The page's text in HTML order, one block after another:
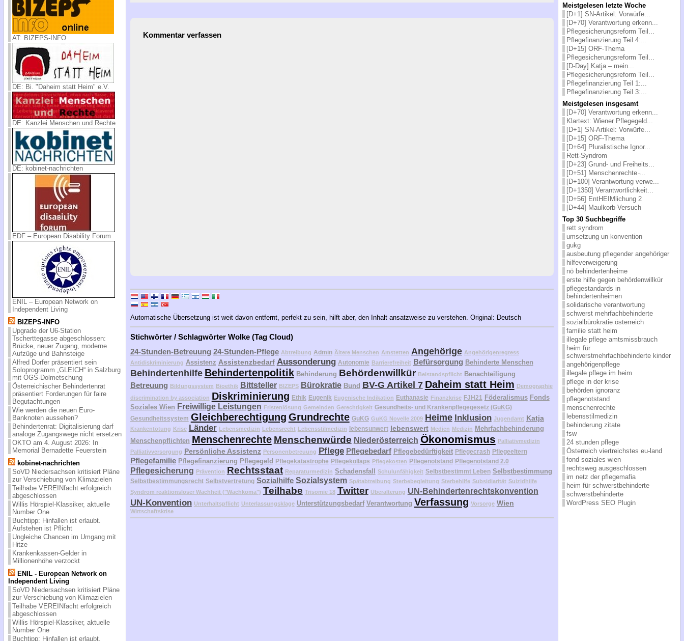
AT: BIZEPS-INFO
DE: Bi. "Daheim statt Heim" e.V.
DE: Kanzlei Menschen und Rechte
DE: kobinet-nachrichten
EDF – European Disability Forum
ENIL – European Network on
Independent Living
BIZEPS-INFO
Upgrade der U6-Station
Tscherttegasse abgeschlossen:
Brücke, neuer Zugang, moderne
Aufzüge und Bahnsteige
Alfred Dorfer präsentiert sein
Soloprogramm „GLEICH“ in Salzburg
mit ÖGS-Dolmetschung
Österreichischer Behindertenrat
präsentiert Forderungen für faire
Begutachtungen
Wie werden die neuen Euro-
Banknoten aussehen?
Behindertenrat: Digitalisierung darf
analoge Zugangswege nicht ersetzen
OKTO am 4. August 2026: In
Memorial Bernadette Feuerstein
kobinet-nachrichten
SoVD Niedersachsen kritisiert Pläne
zur Verschiebung von Klimazielen
Teilhabe VEREINfacht erfolgreich
abgeschlossen
Willis Hörspiel-Klassiker, aktuelle
Number One
Buchtipp: Hinfallen ist erlaubt.
Aufstehen ist Pflicht
Ungleiche Chancen im Umgang mit
Hitze
Krankenkassen-Gelder in
Millionenhöhe verzockt
ENIL - European Network on
Independent Living
SoVD Niedersachsen kritisiert Pläne
zur Verschiebung von Klimazielen
Teilhabe VEREINfacht erfolgreich
abgeschlossen
Willis Hörspiel-Klassiker, aktuelle
Number One
Buchtipp: Hinfallen ist erlaubt.
Kommentar verfassen
Automatische Übersetzung ist weit davon entfernt, perfekt zu sein, hilft aber, den Inhalt ansatzweise zu verstehen. Original: Deutsch
Stichwörter / Schlagwörter Wolke (Tag Cloud)
24-Stunden-Betreuung 24-Stunden-Pflege Abtreibung Admin Ältere Menschen Amstetten Angehörige Angehörigenregress
Antidiskriminierung Assistenz Assistenzbedarf Aussonderung Autonomie Barrierefreiheit Befürsorgung Behinderte Menschen
Behindertenhilfe Behindertenpolitik Behinderung Behördenwillkür Beistandspflicht Benachteiligung
Betreuung Bildungssystem Bioethik Bittsteller BIZEPS Bürokratie Bund BV-G Artikel 7 Daheim statt Heim Demographie
discrimination by association Diskriminierung Ethik Eugenik Eugenische Indikation Euthanasie Finanzkrise FJH21 Föderalismus Fonds
Soziales Wien Freiwillige Leistungen Fristenlösung Gemeinden Gerechtigkeit Gesundheits- und Krankenpflegegesetz (GuKG)
Gesundheitssystem Gleichberechtigung Grundrechte GuKG GuKG Novelle 2009 Heime Inklusion Jugendamt Katja
Krankentötung Krise Länder Lebensmedizin Lebensrecht Lebensstilmedizin lebensunwert lebenswert Medien Medizin Mehrfachbehinderung
Menschenpflichten Menschenrechte Menschenwürde Niederösterreich Ökonomismus Palliativmedizin
Palliativversorgung Persönliche Assistenz Personenbetreuung Pflege Pflegebedarf Pflegebedürftigkeit Pflegecrash Pflegeeltern
Pflegefamilie Pflegefinanzierung Pflegegeld Pflegekatastrophe Pflegekollaps Pflegekosten Pflegenotstand Pflegenotstand 2.0
Pflegesicherung Prävention Rechtsstaat Reparaturmedizin Schadensfall Schulunfähigkeit Selbstbestimmt Leben Selbstbestimmung
Selbstbestimmungsrecht Selbstvertretung Sozialhilfe Sozialsystem Spätabtreibung Sterbebegleitung Sterbehilfe Subsidiarität Suizidhilfe
Syndrom reaktionsloser Wachheit ("Wachkoma") Teilhabe Trisomie 18 Twitter Überalterung UN-Behindertenrechtskonvention
UN-Konvention Unterhaltspflicht Unterlassungsklage Unterstützungsbedarf Verantwortung Verfassung Vorsorge Wien
Wirtschaftskrise
Meistgelesen letzte Woche
[D+1] SN-Artikel: Vorwürfe...
[D+70] Verantwortung erkenn...
Pflegesicherungsreform Teil...
Pflegefinanzierung Teil 4:...
[D+15] ORF-Thema
Pflegesicherungsreform Teil...
[D-Day] Katja – mein...
Pflegesicherungsreform Teil...
Pflegefinanzierung Teil 1:...
Pflegefinanzierung Teil 3:...
Meistgelesen insgesamt
[D+70] Verantwortung erkenn...
Klartext: Wiener Pflegegeld...
[D+1] SN-Artikel: Vorwürfe...
[D+15] ORF-Thema
[D+64] Pluralistische Ignor...
Rett-Syndrom
[D+23] Grund- und Freiheits...
[D+51] Menschenrechte ̵...
[D+100] Verantwortung verwe...
[D+1350] Verantwortlichkeit...
[D+56] EntHEIMlichung 2
[D+44] Maulkorb-Versuch
Top 30 Suchbegriffe
rett syndrom
umsetzung un konvention
gukg
ausbeutung pflegender angehöriger
hilfeverweigerung
nö behindertenheime
erste hilfe gegen behördenwillkür
pflegestandards in
behindertenheimen
solidarische verantwortung
schwerst mehrfachbehinderte
sozialbürokratie österreich
familie statt heim
illegale pflege amtsmissbrauch
heim für
schwerstmehrfachbehinderte kinder
angehörigenpflege
illegale pflege im heim
pflege in der krise
behörden ignoranz
pflegenotstand
menschenrechte
lebensstilmedizin
behinderung zitate
fsw
24 stunden pflege
Österreich viertreichstes eu-land
fond soziales wien
rechtsweg ausgeschlossen
im netz der pflegemafia
heim für schwerstbehinderte
schwerstbehinderte
WordPress SEO Plugin